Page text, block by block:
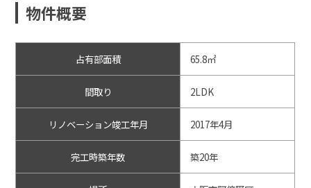
物件概要
占有部面積 65.8㎡
間取り 2LDK
リノベーション竣工年月 2017年4月
完工時築年数 築20年